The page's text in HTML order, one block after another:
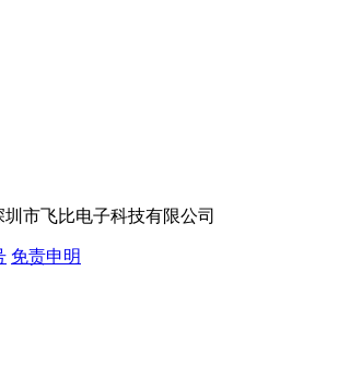
圳市飞比电子科技有限公司
免责申明